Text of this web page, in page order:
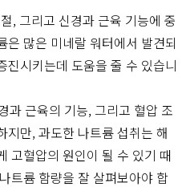
, 그리고 신경과 근육 기능에 중
많은 미네랄 워터에서 발견되
진시키는데 도움을 줄 수 있습니
과 근육의 기능, 그리고 혈압 조
지만, 과도한 나트륨 섭취는 해
고혈압의 원인이 될 수 있기 때
트륨 함량을 잘 살펴보아야 합